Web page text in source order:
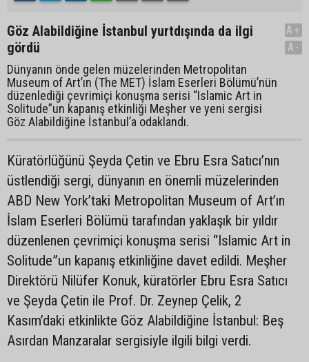
Göz Alabildiğine İstanbul yurtdışında da ilgi
gördü
Dünyanın önde gelen müzelerinden Metropolitan
Museum of Art’ın (The MET) İslam Eserleri Bölümü’nün
düzenlediği çevrimiçi konuşma serisi “Islamic Art in
Solitude”un kapanış etkinliği Meşher ve yeni sergisi
Göz Alabildiğine İstanbul’a odaklandı.
A+
A-
Küratörlüğünü Şeyda Çetin ve Ebru Esra Satıcı’nın
üstlendiği sergi, dünyanın en önemli müzelerinden
ABD New York’taki Metropolitan Museum of Art’ın
İslam Eserleri Bölümü tarafından yaklaşık bir yıldır
düzenlenen çevrimiçi konuşma serisi “Islamic Art in
Solitude”un kapanış etkinliğine davet edildi. Meşher
Direktörü Nilüfer Konuk, küratörler Ebru Esra Satıcı
ve Şeyda Çetin ile Prof. Dr. Zeynep Çelik, 2
Kasım’daki etkinlikte Göz Alabildiğine İstanbul: Beş
Asırdan Manzaralar sergisiyle ilgili bilgi verdi.